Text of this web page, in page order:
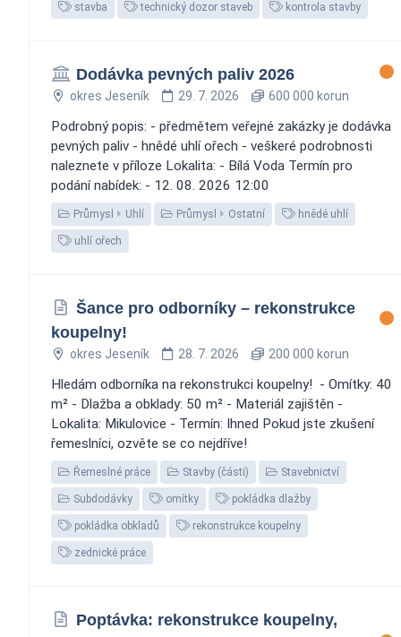
stavba technický dozor staveb kontrola stavby
Dodávka pevných paliv 2026
okres Jeseník 29. 7. 2026 600 000 korun
Podrobný popis: - předmětem veřejné zakázky je dodávka
pevných paliv - hnědé uhlí ořech - veškeré podrobnosti
naleznete v příloze Lokalita: - Bílá Voda Termín pro
podání nabídek: - 12. 08. 2026 12:00
Průmysl Uhlí Průmysl Ostatní hnědé uhlí
uhlí ořech
Šance pro odborníky – rekonstrukce
koupelny!
okres Jeseník 28. 7. 2026 200 000 korun
Hledám odborníka na rekonstrukci koupelny! ️ - Omítky: 40
m² - Dlažba a obklady: 50 m² - Materiál zajištěn -
Lokalita: Mikulovice - Termín: Ihned Pokud jste zkušení
řemeslníci, ozvěte se co nejdříve!
Řemeslné práce Stavby (části) Stavebnictví
Subdodávky omítky pokládka dlažby
pokládka obkladů rekonstrukce koupelny
zednické práce
Poptávka: rekonstrukce koupelny,